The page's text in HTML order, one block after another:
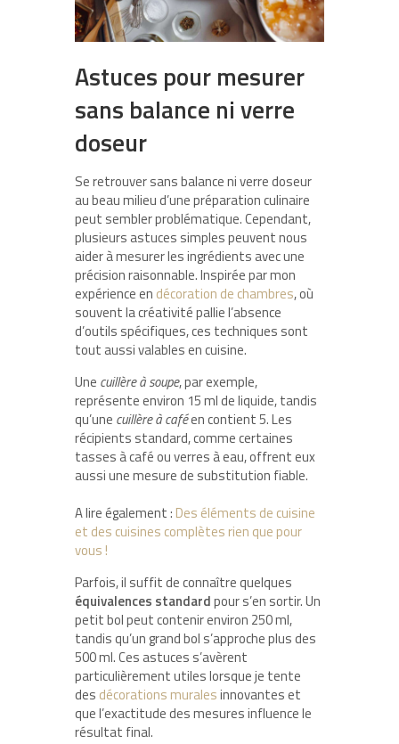
Astuces pour mesurer
sans balance ni verre
doseur
Se retrouver sans balance ni verre doseur
au beau milieu d’une préparation culinaire
peut sembler problématique. Cependant,
plusieurs astuces simples peuvent nous
aider à mesurer les ingrédients avec une
précision raisonnable. Inspirée par mon
expérience en décoration de chambres, où
souvent la créativité pallie l’absence
d’outils spécifiques, ces techniques sont
tout aussi valables en cuisine.
Une cuillère à soupe, par exemple,
représente environ 15 ml de liquide, tandis
qu’une cuillère à caféen contient 5. Les
récipients standard, comme certaines
tasses à café ou verres à eau, offrent eux
aussi une mesure de substitution fiable.
A lire également : Des éléments de cuisine
et des cuisines complètes rien que pour
vous !
Parfois, il suffit de connaître quelques
équivalences standardpour s’en sortir. Un
petit bol peut contenir environ 250 ml,
tandis qu’un grand bol s’approche plus des
500 ml. Ces astuces s’avèrent
particulièrement utiles lorsque je tente
des décorations muralesinnovantes et
que l’exactitude des mesures influence le
résultat final.